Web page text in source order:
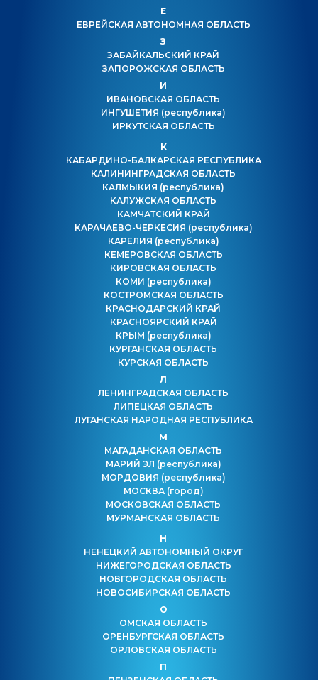
Е
ЕВРЕЙСКАЯ АВТОНОМНАЯ ОБЛАСТЬ
З
ЗАБАЙКАЛЬСКИЙ КРАЙ
ЗАПОРОЖСКАЯ ОБЛАСТЬ
И
ИВАНОВСКАЯ ОБЛАСТЬ
ИНГУШЕТИЯ (республика)
ИРКУТСКАЯ ОБЛАСТЬ
К
КАБАРДИНО-БАЛКАРСКАЯ РЕСПУБЛИКА
КАЛИНИНГРАДСКАЯ ОБЛАСТЬ
КАЛМЫКИЯ (республика)
КАЛУЖСКАЯ ОБЛАСТЬ
КАМЧАТСКИЙ КРАЙ
КАРАЧАЕВО-ЧЕРКЕСИЯ (республика)
КАРЕЛИЯ (республика)
КЕМЕРОВСКАЯ ОБЛАСТЬ
КИРОВСКАЯ ОБЛАСТЬ
КОМИ (республика)
КОСТРОМСКАЯ ОБЛАСТЬ
КРАСНОДАРСКИЙ КРАЙ
КРАСНОЯРСКИЙ КРАЙ
КРЫМ (республика)
КУРГАНСКАЯ ОБЛАСТЬ
КУРСКАЯ ОБЛАСТЬ
Л
ЛЕНИНГРАДСКАЯ ОБЛАСТЬ
ЛИПЕЦКАЯ ОБЛАСТЬ
ЛУГАНСКАЯ НАРОДНАЯ РЕСПУБЛИКА
М
МАГАДАНСКАЯ ОБЛАСТЬ
МАРИЙ ЭЛ (республика)
МОРДОВИЯ (республика)
МОСКВА (город)
МОСКОВСКАЯ ОБЛАСТЬ
МУРМАНСКАЯ ОБЛАСТЬ
Н
НЕНЕЦКИЙ АВТОНОМНЫЙ ОКРУГ
НИЖЕГОРОДСКАЯ ОБЛАСТЬ
НОВГОРОДСКАЯ ОБЛАСТЬ
НОВОСИБИРСКАЯ ОБЛАСТЬ
О
ОМСКАЯ ОБЛАСТЬ
ОРЕНБУРГСКАЯ ОБЛАСТЬ
ОРЛОВСКАЯ ОБЛАСТЬ
П